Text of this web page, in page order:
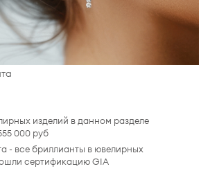
изделий в данном разделе
000 руб
- все бриллианты в ювелирных
сертификацию GIA